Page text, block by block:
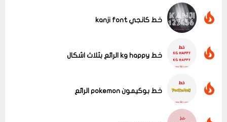
خط كانجي kanji font
خط kg happy الرائع بثلاث اشكال
خط بوكيمون pokemon الرائع